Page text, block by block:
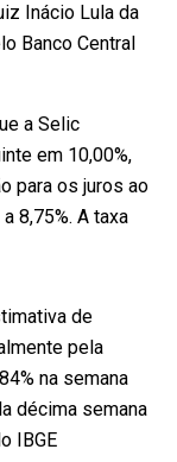
Inácio Lula da
Banco Central
a Selic
em 10,00%,
para os juros ao
8,75%. A taxa
de
pela
na semana
décima semana
IBGE